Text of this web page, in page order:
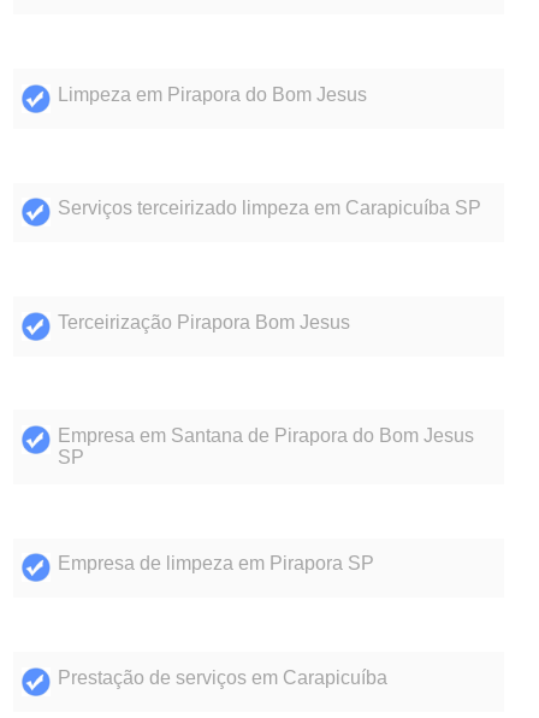
Limpeza em Pirapora do Bom Jesus
Serviços terceirizado limpeza em Carapicuíba SP
Terceirização Pirapora Bom Jesus
Empresa em Santana de Pirapora do Bom Jesus
SP
Empresa de limpeza em Pirapora SP
Prestação de serviços em Carapicuíba